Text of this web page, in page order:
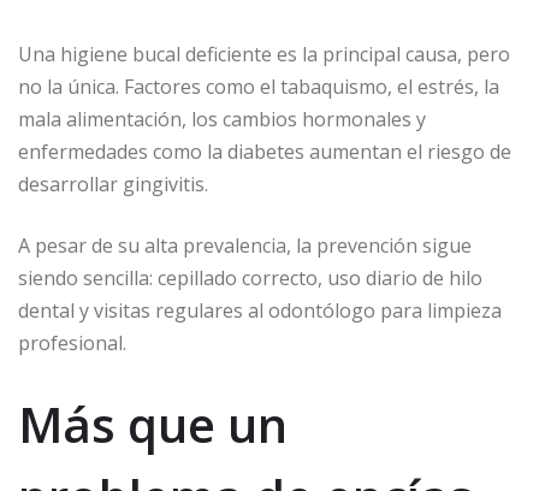
Una higiene bucal deficiente es la principal causa, pero
no la única. Factores como el tabaquismo, el estrés, la
mala alimentación, los cambios hormonales y
enfermedades como la diabetes aumentan el riesgo de
desarrollar gingivitis.
A pesar de su alta prevalencia, la prevención sigue
siendo sencilla: cepillado correcto, uso diario de hilo
dental y visitas regulares al odontólogo para limpieza
profesional.
Más que un